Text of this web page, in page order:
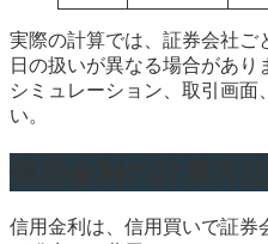
実際の計算では、証券会社ご
日の扱いが異なる場合があ
シミュレーション、取引画面
い。
信用金利は、信用買いで証券